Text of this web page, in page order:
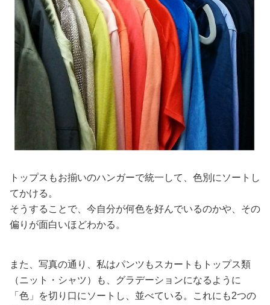
トップスもお揃いのハンガーで統一して、色別にソートし
てかける。
そうすることで、今自分が何色を好んでいるのかや、その
偏りが面白いほどわかる。
また、写真の通り、私はパンツもスカートもトップス類
（ニット・シャツ）も、グラデーションになるように
「色」を切り口にソートし、並べている。これにも2つの